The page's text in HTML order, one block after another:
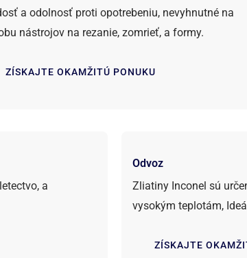
a odolnosť proti opotrebeniu, nevyhnutné na
nástrojov na rezanie, zomrieť, a formy.
ZÍSKAJTE OKAMŽITÚ PONUKU
a
Odvoz
Zliatiny Inconel sú
vysokým teplotám,
ZÍSKAJTE